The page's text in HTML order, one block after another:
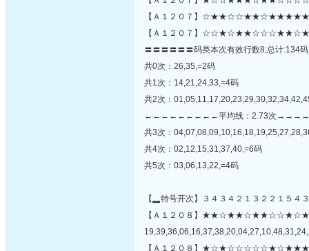
【Ａ１２０７】
【Ａ１２０７】
〓〓〓〓〓〓码类本次有效行数8;总计:134
共0次：26,35,=2码
共1次：14,21,24,33,=4码
共2次：
←←←←←←←←←平均线：2.73次
共3次：
共4次：02,12,15,31,37,40,=6码
共5次：03,06,13,22,=4码
【▂特号开次】３４３４２１３２２１５４
【Ａ１２０８】
【Ａ１２０８】